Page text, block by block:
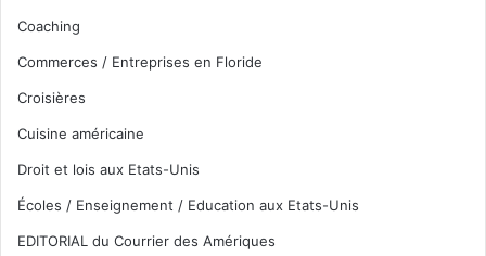
Coaching
Commerces / Entreprises en Floride
Croisières
Cuisine américaine
Droit et lois aux Etats-Unis
Écoles / Enseignement / Education aux Etats-Unis
EDITORIAL du Courrier des Amériques